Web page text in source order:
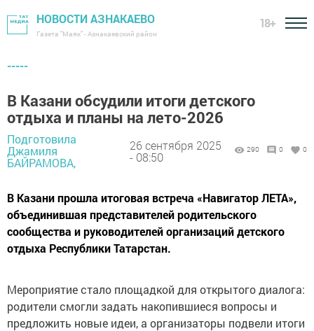
НОВОСТИ АЗНАКАЕВО
Газета "Маяк" - Азнакаевский район
18+
-----
В Казани обсудили итоги детского
отдыха и планы на лето-2026
Подготовила
Джамиля
БАЙРАМОВА,
26 сентября 2025
- 08:50
290 0 0
В Казани прошла итоговая встреча «Навигатор ЛЕТА»,
объединившая представителей родительского
сообщества и руководителей организаций детского
отдыха Республики Татарстан.
Мероприятие стало площадкой для открытого диалога:
родители смогли задать накопившиеся вопросы и
предложить новые идеи, а организаторы подвели итоги